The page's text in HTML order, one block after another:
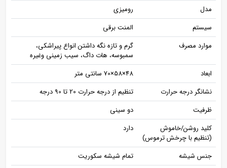
مدل
رومیزی
سیستم
المنت برقی
موارد مصرف
گرم و تازه نگه داشتن انواع پیراشکی،
سمبوسه، هات داگ، سیب زمینی وغیره
ابعاد
48×58×70 سانتی متر
نشانگر درجه حرارت
تنظیم از درجه حرارت 20 تا 90 درجه
ظرفیت
دو سینی
کلید روشن/خاموش
(تنظیم با چرخش ترموس)
دارد
جنس شیشه
تمام شیشه سکوریت